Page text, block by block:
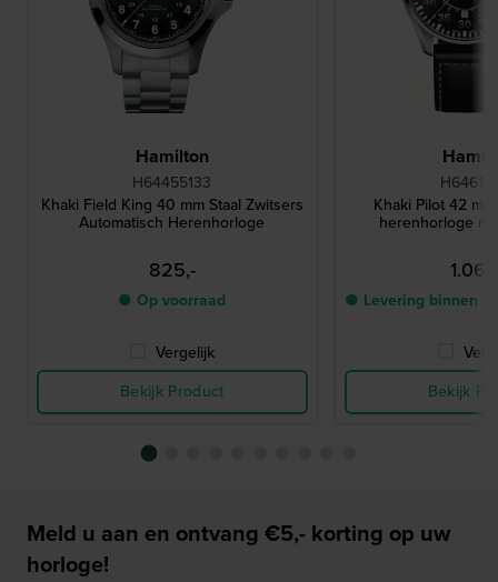
Hamilton
H64455133
Khaki Field King 40 mm Staal Zwitsers
Automatisch Herenhorloge
825,-
● Op voorraad
Vergelijk
Bekijk Product
Khaki Pilot 42
herenhorloge
● Levering binnen
Bekijk
Meld u aan en ontvang €5,- korting op uw
horloge!